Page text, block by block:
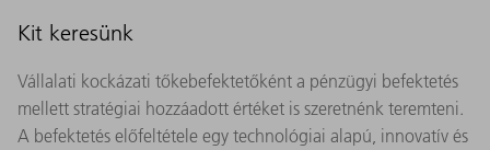
Kit keresünk
Vállalati kockázati tőkebefektetőként a pénzügyi befektetés
mellett stratégiai hozzáadott értéket is szeretnénk teremteni.
A befektetés előfeltétele egy technológiai alapú, innovatív és